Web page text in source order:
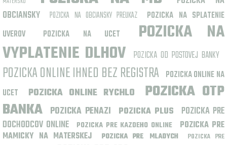
OBCIANSKY
POZICKA NA OBCIANSKY PREUKAZ
POZICKA NA SPLATENIE
UVEROV
POZICKA NA UCET
POZICKA NA
VYPLATENIE DLHOV POZICKA OD POSTOVEJ BANKY
POZICKA ONLINE IHNED BEZ REGISTRA POZICKA ONLINE NA
UCET
POZICKA ONLINE RYCHLO
POZICKA OTP
BANKA POZICKA PENAZI POZICKA PLUS
POZICKA PRE
DOCHODCOV ONLINE
POZICKA PRE KAZDEHO ONLINE
POZICKA PRE
MAMICKY NA MATERSKEJ
POZICKA PRE MLADYCH
POZICKA PRE